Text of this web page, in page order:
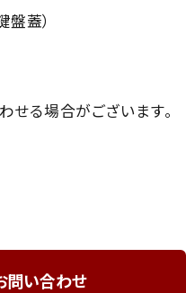
盤蓋）
る場合がございます。
問い合わせ